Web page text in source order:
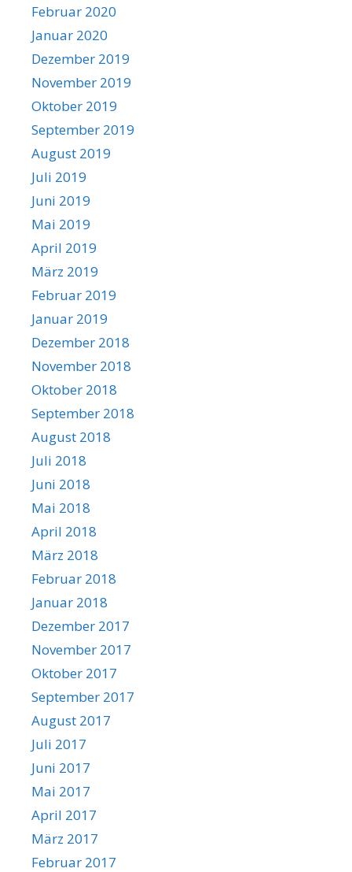
Februar 2020
Januar 2020
Dezember 2019
November 2019
Oktober 2019
September 2019
August 2019
Juli 2019
Juni 2019
Mai 2019
April 2019
März 2019
Februar 2019
Januar 2019
Dezember 2018
November 2018
Oktober 2018
September 2018
August 2018
Juli 2018
Juni 2018
Mai 2018
April 2018
März 2018
Februar 2018
Januar 2018
Dezember 2017
November 2017
Oktober 2017
September 2017
August 2017
Juli 2017
Juni 2017
Mai 2017
April 2017
März 2017
Februar 2017